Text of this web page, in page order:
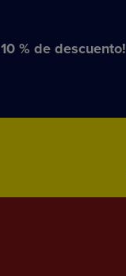
10 % de descuento!